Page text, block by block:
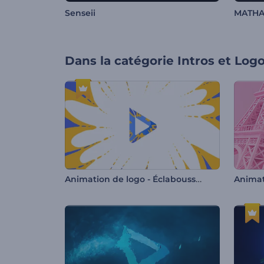
Senseii
Dans la catégorie Intros et
Animation de logo - Éclaboussure de couleur